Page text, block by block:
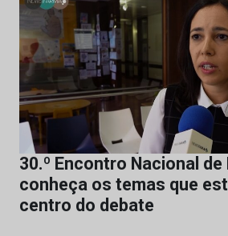
30.º Encontro Nacional
conheça os temas que
centro do debate